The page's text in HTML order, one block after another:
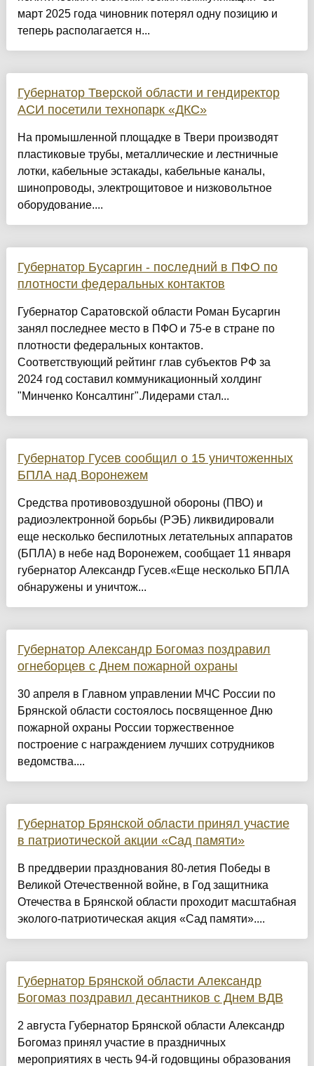
март 2025 года чиновник потерял одну позицию и
теперь располагается н...
Губернатор Тверской области и гендиректор
АСИ посетили технопарк «ДКС»
На промышленной площадке в Твери производят
пластиковые трубы, металлические и лестничные
лотки, кабельные эстакады, кабельные каналы,
шинопроводы, электрощитовое и низковольтное
оборудование....
Губернатор Бусаргин - последний в ПФО по
плотности федеральных контактов
Губернатор Саратовской области Роман Бусаргин
занял последнее место в ПФО и 75-е в стране по
плотности федеральных контактов.
Соответствующий рейтинг глав субъектов РФ за
2024 год составил коммуникационный холдинг
"Минченко Консалтинг".Лидерами стал...
Губернатор Гусев сообщил о 15 уничтоженных
БПЛА над Воронежем
Средства противовоздушной обороны (ПВО) и
радиоэлектронной борьбы (РЭБ) ликвидировали
еще несколько беспилотных летательных аппаратов
(БПЛА) в небе над Воронежем, сообщает 11 января
губернатор Александр Гусев.«Еще несколько БПЛА
обнаружены и уничтож...
Губернатор Александр Богомаз поздравил
огнеборцев с Днем пожарной охраны
30 апреля в Главном управлении МЧС России по
Брянской области состоялось посвященное Дню
пожарной охраны России торжественное
построение с награждением лучших сотрудников
ведомства....
Губернатор Брянской области принял участие
в патриотической акции «Сад памяти»
В преддверии празднования 80-летия Победы в
Великой Отечественной войне, в Год защитника
Отечества в Брянской области проходит масштабная
эколого-патриотическая акция «Сад памяти»....
Губернатор Брянской области Александр
Богомаз поздравил десантников с Днем ВДВ
2 августа Губернатор Брянской области Александр
Богомаз принял участие в праздничных
мероприятиях в честь 94-й годовщины образования